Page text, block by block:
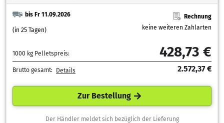
bis Fr 11.09.2026
(in 25 Tagen)
Rechnung
keine weiteren Zahlarten
1000 kg Pelletspreis: 428,73 €
Brutto gesamt: Details 2.572,37 €
Zur Bestellung
Der Händler meldet sich bezüglich der Lieferung